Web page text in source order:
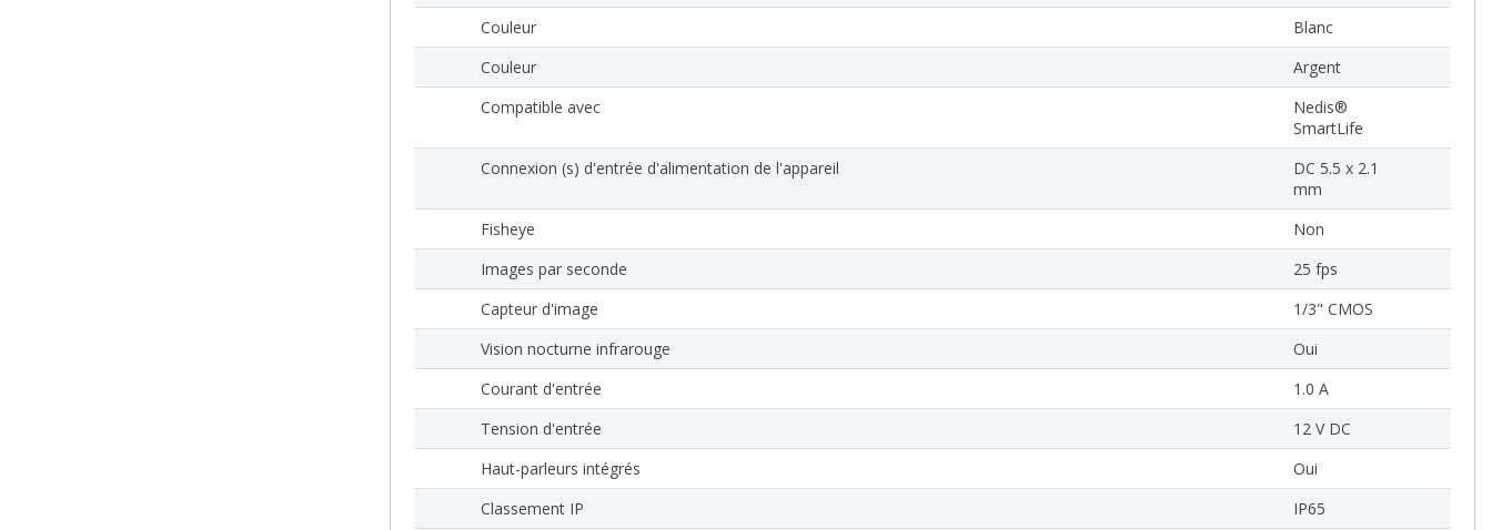
Couleur
Blanc
Couleur
Argent
Compatible avec
Nedis®
SmartLife
Connexion (s) d'entrée d'alimentation de l'appareil
DC 5.5 x 2.1
mm
Fisheye
Non
Images par seconde
25 fps
Capteur d'image
1/3" CMOS
Vision nocturne infrarouge
Oui
Courant d'entrée
1.0 A
Tension d'entrée
12 V DC
Haut-parleurs intégrés
Oui
Classement IP
IP65